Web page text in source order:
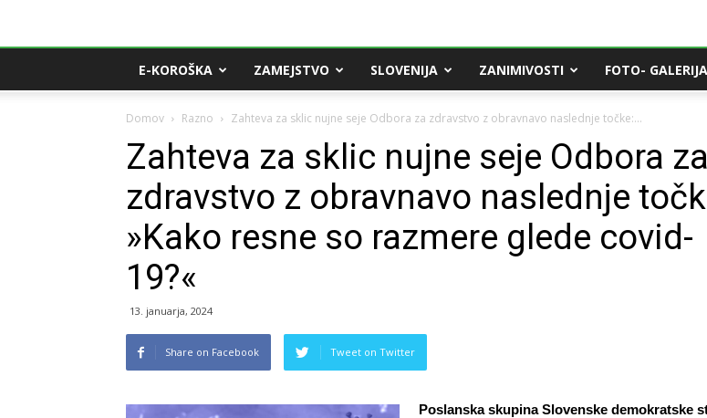
E-KOROŠKA ZAMEJSTVO SLOVENIJA ZANIMIVOSTI FOTO- GALERIJA
Domov Razno Zahteva za sklic nujne seje Odbora za zdravstvo z obravnavo naslednje točke:...
Zahteva za sklic nujne seje Odbora za
zdravstvo z obravnavo naslednje
»Kako resne so razmere glede covid-
19?«
13. januarja, 2024
Share on Facebook Tweet on Twitter
Poslanska skupina Slovenske demokratske